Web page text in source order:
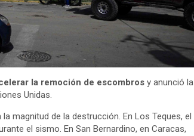
la remoción de escombros y anunció la
Unidas.
magnitud de la destrucción. En Los Teques, el
el sismo. En San Bernardino, en Caracas,